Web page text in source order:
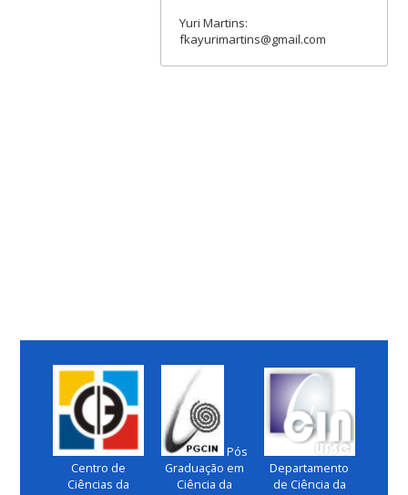
Yuri Martins:
fkayurimartins@gmail.com
Centro de
Ciências da
Pós
Graduação em
Ciência da
Departamento
de Ciência da